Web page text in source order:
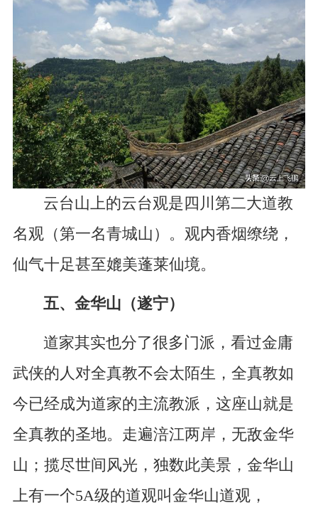
云台山上的云台观是四川第二大道教
名观（第一名青城山）。观内香烟缭绕，
仙气十足甚至媲美蓬莱仙境。
五、金华山（遂宁）
道家其实也分了很多门派，看过金庸
武侠的人对全真教不会太陌生，全真教如
今已经成为道家的主流教派，这座山就是
全真教的圣地。走遍涪江两岸，无敌金华
山；揽尽世间风光，独数此美景，金华山
上有一个5A级的道观叫金华山道观，